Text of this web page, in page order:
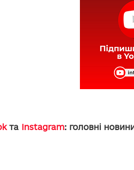
та Instagram: головні